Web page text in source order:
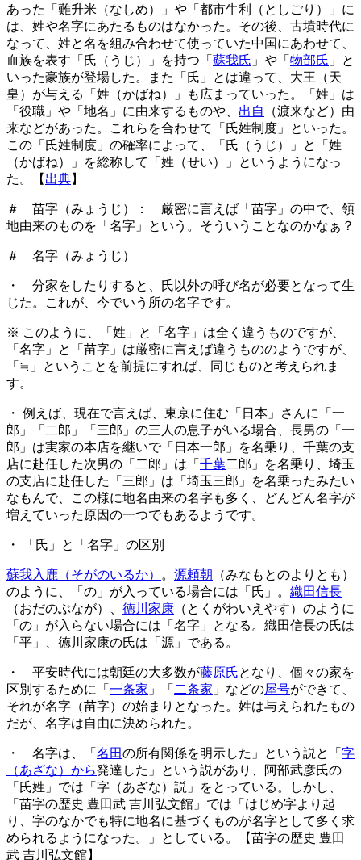
あった「難升米（なしめ）」や「都市牛利（としごり）」に
は、姓や名字にあたるものはなかった。その後、古墳時代に
なって、姓と名を組み合わせて使っていた中国にあわせて、
血族を表す「氏（うじ）」を持つ「 蘇我氏 」や「 物部氏 」と
いった豪族が登場した。また「氏」とは違って、大王（天
皇）が与える「姓（かばね）」も広まっていった。「姓」は
「役職」や「地名」に由来するものや、 出自
（渡来など）由
来などがあった。これらを合わせて「氏姓制度」といった。
この「氏姓制度」の確率によって、「氏（うじ）」と「姓
（かばね）」を総称して「姓（せい）」というようになっ
た。【 出典】
＃ 苗字（みょうじ）： 厳密に言えば「苗字」の中で、領
地由来のものを「名字」という。そういうことなのかなぁ？
＃ 名字（みょうじ）
・ 分家をしたりすると、氏以外の呼び名が必要となって生
じた。これが、今でいう所の名字です。
※ このように、「姓」と「名字」は全く違うものですが、
「名字」と「苗字」は厳密に言えば違うもののようですが、
「≒」ということを前提にすれば、同じものと考えられま
す。
・ 例えば、現在で言えば、東京に住む「日本」さんに「一
郎」「二郎」「三郎」の三人の息子がいる場合、長男の「一
郎」は実家の本店を継いで「日本一郎」を名乗り、千葉の支
店に赴任した次男の「二郎」は「 千葉二郎」を名乗り、埼玉
の支店に赴任した「三郎」は「埼玉三郎」を名乗ったみたい
なもんで、この様に地名由来の名字も多く、どんどん名字が
増えていった原因の一つでもあるようです。
・ 「氏」と「名字」の区別
蘇我入鹿（そがのいるか） 。 源頼朝 （みなもとのよりとも）
のように、「の」が入っている場合には「氏」。 織田信長
（おだのぶなが）、 徳川家康 （とくがわいえやす）のように
「の」が入らない場合には「名字」となる。織田信長の氏は
「平」、徳川家康の氏は「源」である。
・ 平安時代には朝廷の大多数が藤原氏となり、個々の家を
区別するために「 一条家 」「 二条家 」などの屋号ができて、
それが名字（苗字）の始まりとなった。姓は与えられたもの
だが、名字は自由に決められた。
・ 名字は、「 名田の所有関係を明示した」という説と「 字
（あざな）から発達した」という説があり、阿部武彦氏の
「氏姓」では「字（あざな）説」をとっている。しかし、
「苗字の歴史 豊田武 吉川弘文館」では「はじめ字より起
り、字のなかでも特に地名に基づくものが名字として多く求
められるようになった。」としている。【苗字の歴史 豊田
武 吉川弘文館】